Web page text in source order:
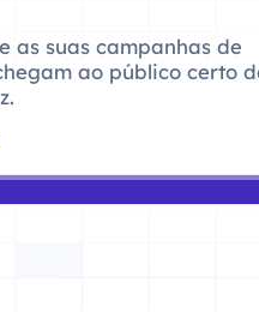
as suas campanhas de
ao público certo